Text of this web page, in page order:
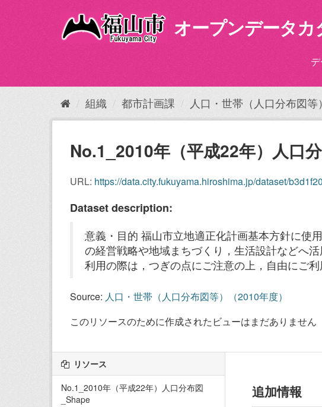
内
オープンデータカ
組織 都市計画課 人口・世帯（人口分布図等
No.1_2010年（平成22年）人口
URL: https://data.city.fukuyama.hiroshima.jp/dataset/b3d1f208-
Dataset description:
意義・目的 福山市立地適正化計画基本方針に使
の経営戦略や地域まちづくり，生活設計などへ
利用の際は，つぎの点にご注意の上，自由にご
Source: 人口・世帯（人口分布図等）（2010年度）
このリソースのために作成されたビューはまだありません
リソース
No.1_2010年（平成22年）人口分布図
_Shape
追加情報